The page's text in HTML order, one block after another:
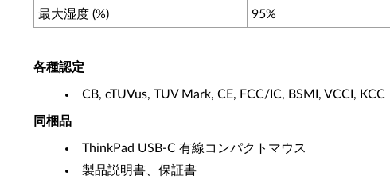
最大湿度 (%)
95%
各種認定
CB, cTUVus, TUV Mark, CE, FCC/IC, BSMI, VCCI, KCC
同梱品
ThinkPad USB-C 有線コンパクトマウス
製品説明書、保証書